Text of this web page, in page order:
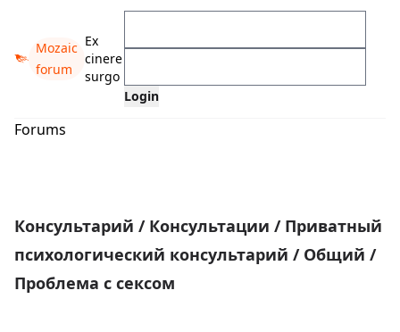
Mozaic
forum
Ex
cinere
surgo
Forums
Консультарий / Консультации / Приватный
психологический консультарий / Общий /
Проблема с сексом